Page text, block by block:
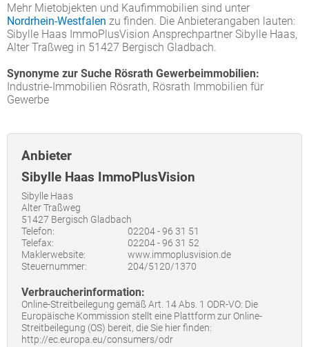
Mehr Mietobjekten und Kaufimmobilien sind unter
Nordrhein-Westfalen zu finden. Die Anbieterangaben lauten:
Sibylle Haas ImmoPlusVision Ansprechpartner Sibylle Haas,
Alter Traßweg in 51427 Bergisch Gladbach.
Synonyme zur Suche Rösrath Gewerbeimmobilien:
Industrie-Immobilien Rösrath, Rösrath Immobilien für
Gewerbe
Anbieter
Sibylle Haas ImmoPlusVision
Sibylle Haas
Alter Traßweg
51427 Bergisch Gladbach
Telefon:
02204 - 96 31 51
Telefax:
02204 - 96 31 52
Maklerwebsite:
www.immoplusvision.de
Steuernummer:
204/5120/1370
Verbraucherinformation:
Online-Streitbeilegung gemäß Art. 14 Abs. 1 ODR-VO: Die
Europäische Kommission stellt eine Plattform zur Online-
Streitbeilegung (OS) bereit, die Sie hier finden:
http://ec.europa.eu/consumers/odr